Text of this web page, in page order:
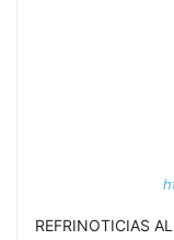
REFRINOTICIAS